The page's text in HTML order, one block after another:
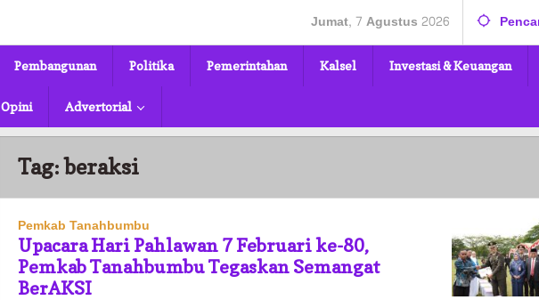
Jumat, 7 Agustus 2026
Pembangunan Politika Pemerintahan Kalsel Investasi & Keuangan
Opini Advertorial
Tag:beraksi
Pemkab Tanahbumbu
Upacara Hari Pahlawan 7 Februari ke-80,
Pemkab Tanahbumbu Tegaskan Semangat
BerAKSI